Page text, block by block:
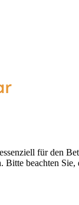
für den
Bitte beachten